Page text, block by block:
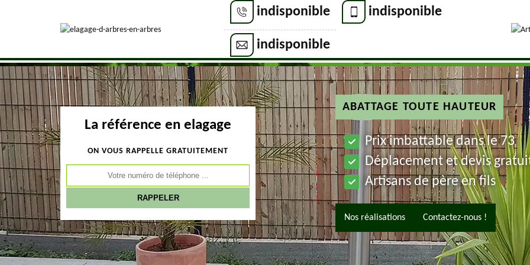
indisponible indisponible
indisponible
La référence en elagage
ON VOUS RAPPELLE GRATUITEMENT
ABATTAGE TOUTE HAUTEUR
Prix imbattable dans le 73
Déplacement et devis
Artisans de père en fils
Nos réalisations Contactez-nous !